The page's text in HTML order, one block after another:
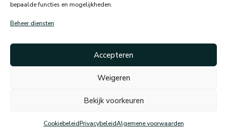
bepaalde functies en mogelijkheden.
Beheer diensten
Accepteren
Weigeren
Bekijk voorkeuren
CookiebeleidPrivacybeleidAlgemene voorwaarden
Onderhoud
Projecten
Kwaliteit